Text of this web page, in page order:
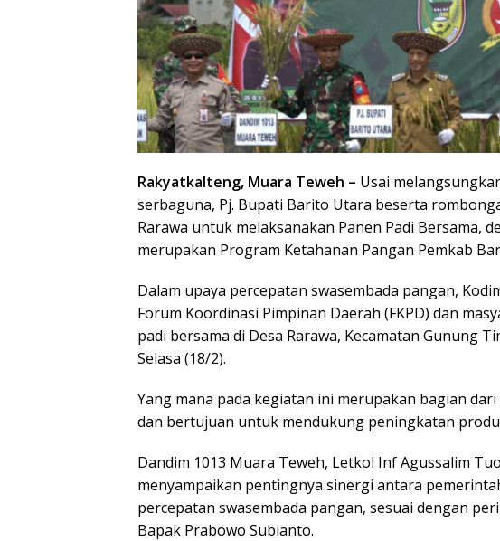
Rakyatkalteng, Muara Teweh – Usai
serbaguna, Pj. Bupati Barito Utara beserta
Rarawa untuk melaksanakan Panen Padi Bersama,
merupakan Program Ketahanan Pangan Pemkab
Dalam upaya percepatan swasembada pangan,
Forum Koordinasi Pimpinan Daerah (FKPD) dan
padi bersama di Desa Rarawa, Kecamatan Gunung
Selasa (18/2).
Yang mana pada kegiatan ini merupakan bagian
dan bertujuan untuk mendukung peningkatan
Dandim 1013 Muara Teweh, Letkol Inf Agussalim
menyampaikan pentingnya sinergi antara
percepatan swasembada pangan, sesuai dengan
Bapak Prabowo Subianto.